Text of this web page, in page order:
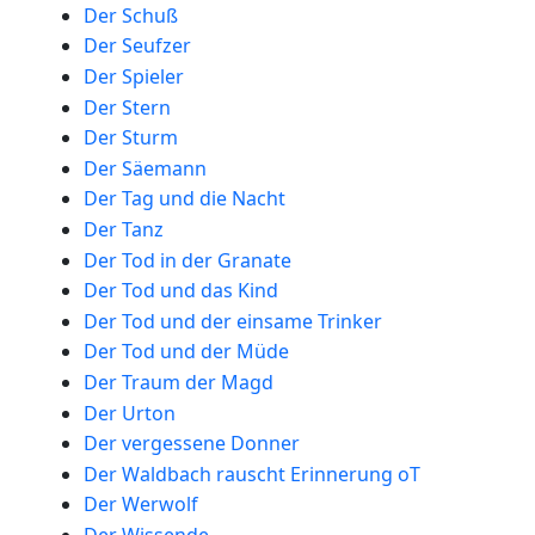
Der Schuß
Der Seufzer
Der Spieler
Der Stern
Der Sturm
Der Säemann
Der Tag und die Nacht
Der Tanz
Der Tod in der Granate
Der Tod und das Kind
Der Tod und der einsame Trinker
Der Tod und der Müde
Der Traum der Magd
Der Urton
Der vergessene Donner
Der Waldbach rauscht Erinnerung oT
Der Werwolf